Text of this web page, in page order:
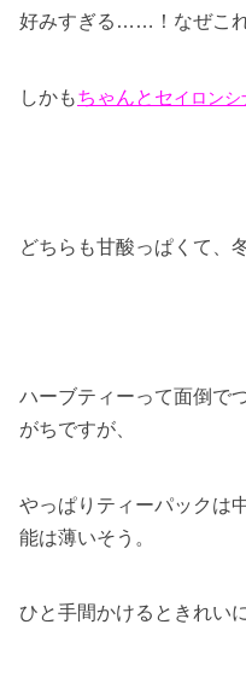
好みすぎる……！なぜこ
しかもちゃんとセイロンシ
どちらも甘酸っぱくて、
ハーブティーって面倒で
がちですが、
やっぱりティーパックは
能は薄いそう。
ひと手間かけるときれい